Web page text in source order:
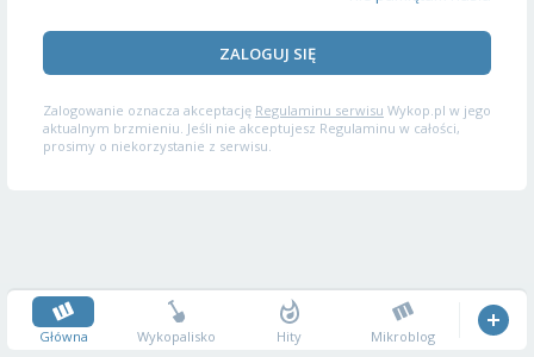
ZALOGUJ SIĘ
Zalogowanie oznacza akceptację Regulaminu serwisu Wykop.pl w jego
aktualnym brzmieniu. Jeśli nie akceptujesz Regulaminu w całości,
prosimy o niekorzystanie z serwisu.
Główna Wykopalisko Hity Mikroblog